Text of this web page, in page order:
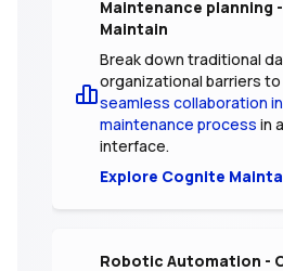
Maintenance planning
Maintain
Break down traditional
organizational barriers to
seamless collaboration
maintenance process in
interface.
Explore Cognite
Robotic Automation -